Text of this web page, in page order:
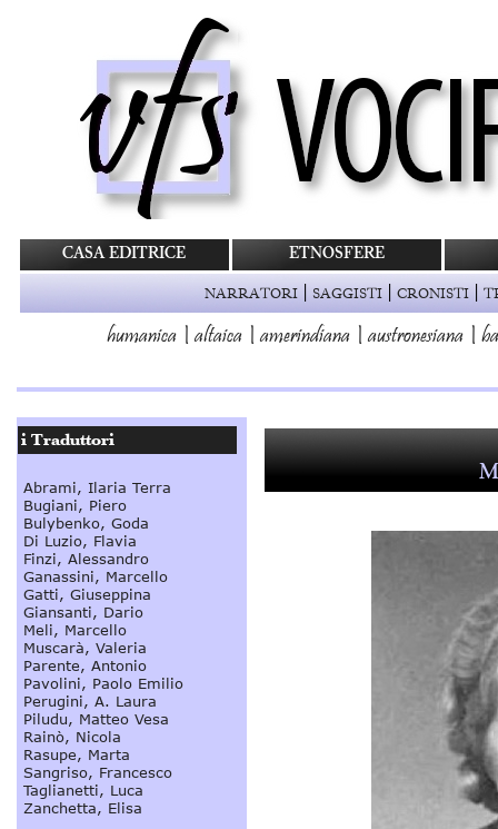
CASA EDITRICE ETNOSFERE
NARRATORI | SAGGISTI | CRONISTI |
humanica |altaica |amerindiana |austronesiana |